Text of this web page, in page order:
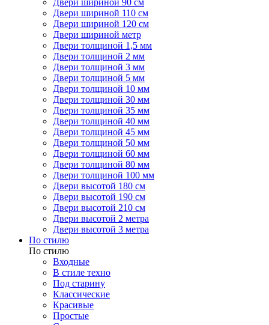
Двери шириной 90 см
Двери шириной 110 см
Двери шириной 120 см
Двери шириной метр
Двери толщиной 1,5 мм
Двери толщиной 2 мм
Двери толщиной 3 мм
Двери толщиной 5 мм
Двери толщиной 10 мм
Двери толщиной 30 мм
Двери толщиной 35 мм
Двери толщиной 40 мм
Двери толщиной 45 мм
Двери толщиной 50 мм
Двери толщиной 60 мм
Двери толщиной 80 мм
Двери толщиной 100 мм
Двери высотой 180 см
Двери высотой 190 см
Двери высотой 210 см
Двери высотой 2 метра
Двери высотой 3 метра
По стилю
По стилю
Входные
В стиле техно
Под старину
Классические
Красивые
Простые